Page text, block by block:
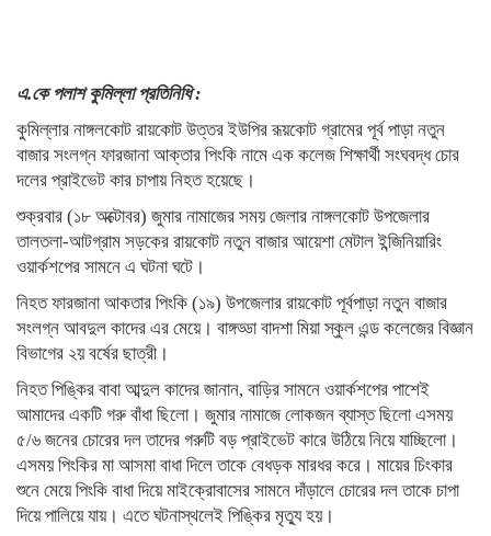
এ.কে পলাশ কুমিল্লা প্রতিনিধি :
কুমিল্লার নাঙ্গলকোট রায়কোট উত্তর ইউপির রূয়কোট গ্রামের পূর্ব পাড়া নতুন
বাজার সংলগ্ন ফারজানা আক্তার পিংকি নামে এক কলেজ শিক্ষার্থী সংঘবদ্ধ চোর
দলের প্রাইভেট কার চাপায় নিহত হয়েছে।
শুক্রবার (১৮ অক্টোবর) জুমার নামাজের সময় জেলার নাঙ্গলকোট উপজেলার
তালতলা-আটগ্রাম সড়কের রায়কোট নতুন বাজার আয়েশা মেটাল ইন্জিনিয়ারিং
ওয়ার্কশপের সামনে এ ঘটনা ঘটে।
নিহত ফারজানা আকতার পিংকি (১৯) উপজেলার রায়কোট পূর্বপাড়া নতুন বাজার
সংলগ্ন আবদুল কাদের এর মেয়ে। বাঙ্গড্ডা বাদশা মিয়া স্কুল এন্ড কলেজের বিজ্ঞান
বিভাগের ২য় বর্ষের ছাত্রী।
নিহত পিঙ্কির বাবা আব্দুল কাদের জানান, বাড়ির সামনে ওয়ার্কশপের পাশেই
আমাদের একটি গরু বাঁধা ছিলো। জুমার নামাজে লোকজন ব্যাস্ত ছিলো এসময়
৫/৬ জনের চোরের দল তাদের গরুটি বড় প্রাইভেট কারে উঠিয়ে নিয়ে যাচ্ছিলো।
এসময় পিংকির মা আসমা বাধা দিলে তাকে বেধড়ক মারধর করে। মায়ের চিংকার
শুনে মেয়ে পিংকি বাধা দিয়ে মাইক্রোবাসের সামনে দাঁড়ালে চোরের দল তাকে চাপা
দিয়ে পালিয়ে যায়। এতে ঘটনাস্থলেই পিঙ্কির মৃত্যু হয়।